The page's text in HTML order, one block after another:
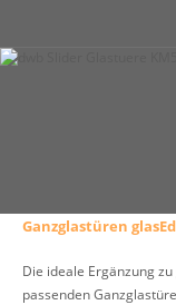
Ganzglastüren
Die ideale Ergänzung
passenden